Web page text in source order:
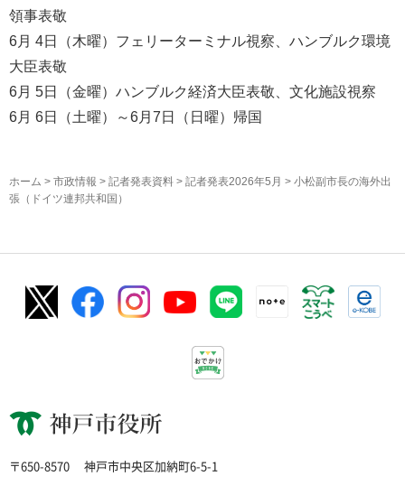
領事表敬
6月 4日（木曜）フェリーターミナル視察、ハンブルク環境
大臣表敬
6月 5日（金曜）ハンブルク経済大臣表敬、文化施設視察
6月 6日（土曜）～6月7日（日曜）帰国
ホーム > 市政情報 > 記者発表資料 > 記者発表2026年5月 > 小松副市長の海外出
張（ドイツ連邦共和国）
神戸市役所
〒650-8570 神戸市中央区加納町6-5-1